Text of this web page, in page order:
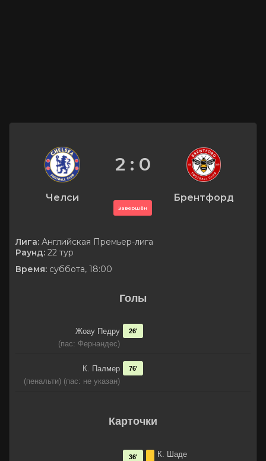
Челси
2 : 0
Завершён
Брентфорд
Лига: Английская Премьер-лига
Раунд: 22 тур
Время: суббота, 18:00
Голы
Жоау Педру
(пас: Фернандес)
26'
К. Палмер
(пенальти) (пас: не указан)
76'
Карточки
К. Шаде
36'